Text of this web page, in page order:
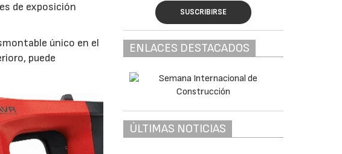
de exposición
único en el
puede
SUSCRIBIRSE
ENLACES DESTACADOS
ÚLTIMAS NOTICIAS